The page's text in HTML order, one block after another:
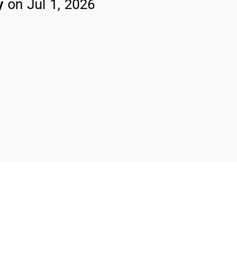
on Jul 1, 2026